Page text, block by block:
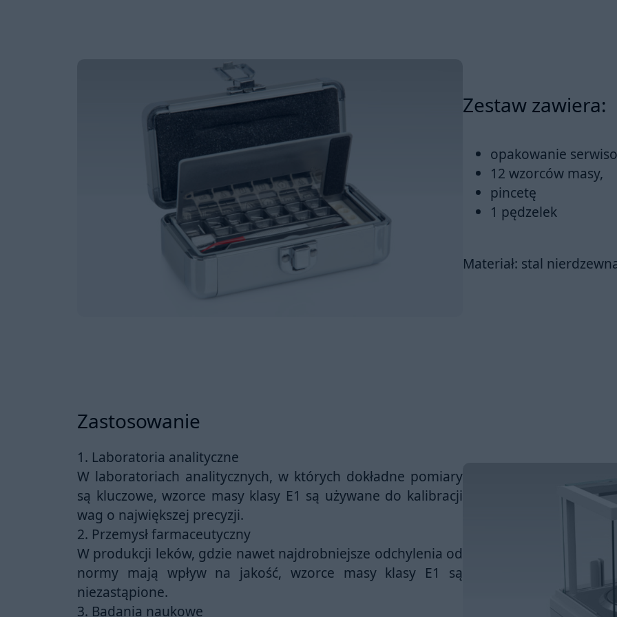
Zestaw zawiera:
opakowanie
12 wzorców masy,
pincetę
1 pędzelek
Materiał: stal
Zastosowanie
1. Laboratoria analityczne
W laboratoriach analitycznych, w których dokładne pomiary
są kluczowe, wzorce masy klasy E1 są używane do kalibracji
wag o największej precyzji.
2. Przemysł farmaceutyczny
W produkcji leków, gdzie nawet najdrobniejsze odchylenia od
normy mają wpływ na jakość, wzorce masy klasy E1 są
niezastąpione.
3. Badania naukowe